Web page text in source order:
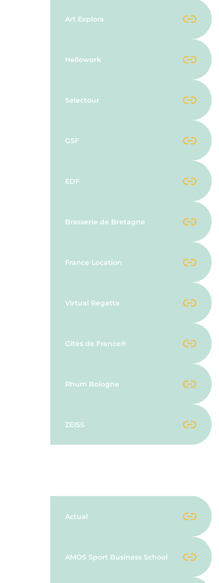
Actual
AMOS Sport Business School
Art Explora
Hellowork
Selectour
GSF
EDF
Brasserie de Bretagne
France Location
Virtual Regatta
Gîtes de France®
Rhum Bologne
ZEISS